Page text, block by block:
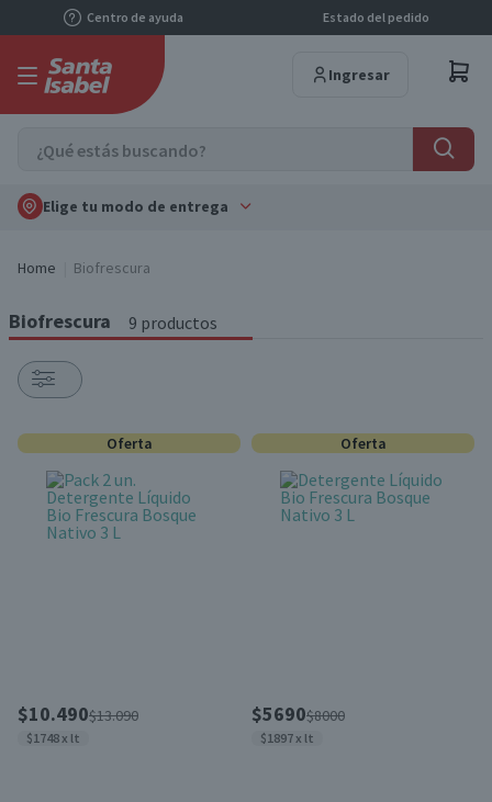
Centro de ayuda Estado del pedido
Ingresar
Elige tu modo de entrega
Home Biofrescura
Biofrescura 9 productos
Oferta
$10.490$13.090
$1748 x lt
Oferta
$5690$8000
$1897 x lt